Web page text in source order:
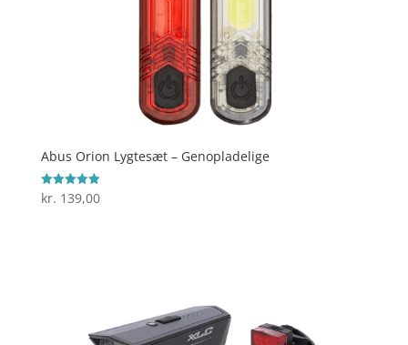
Abus Orion Lygtesæt – Genopladelige
Vurderet
5
kr. 139,00